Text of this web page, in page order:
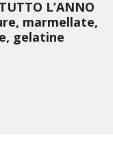
L’ANNO
marmellate,
gelatine